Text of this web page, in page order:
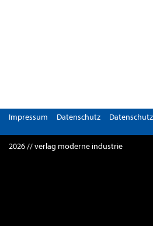
Impressum Datenschutz
2026 // verlag moderne industrie